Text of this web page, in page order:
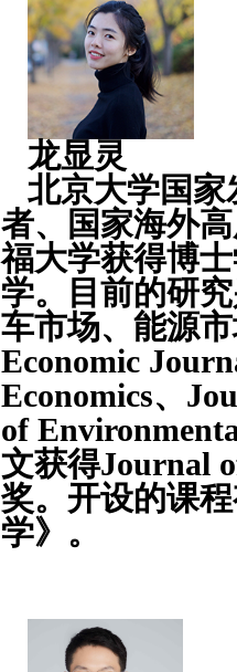
龙显灵
北京大学国
者、国家海外
福大学获得博
学。目前的研
车市场、能源
Economic
Economics、
of
文获得Journal
奖。开设的课
学》。